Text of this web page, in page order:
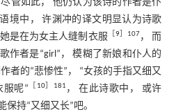
管如此， 他仍认为该诗的作者是仆
境中， 许渊冲的译文明显认为诗歌
是在为女主人缝制衣服
9］107， 而
作者是“girl”， 模糊了新娘和仆人的
者的“悲惨性”， “女孩的手指又细又
服呢”
10］181 ， 在此诗歌中， 或许
保持“又细又长”吧。